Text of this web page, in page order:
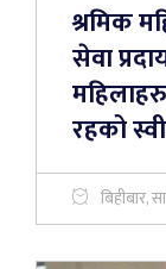
श्रमिक
सेवा
रहको
बिहीबार,